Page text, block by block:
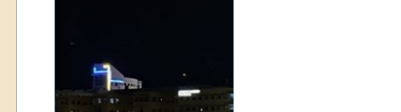
man ska agera, utan
hu...